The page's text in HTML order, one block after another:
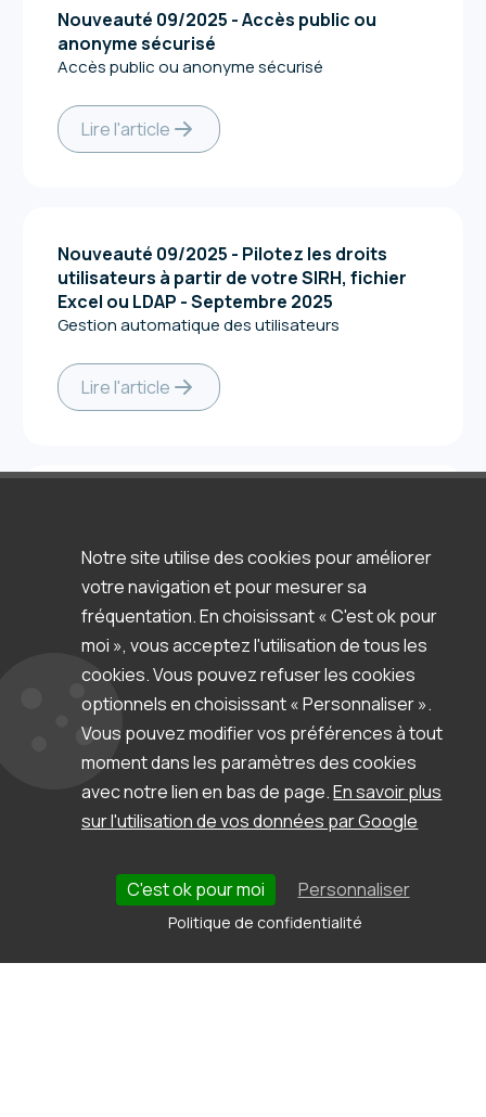
Nouveauté 09/2025 - Accès public ou
anonyme sécurisé
Accès public ou anonyme sécurisé
Lire l'article
Nouveauté 09/2025 - Pilotez les droits
utilisateurs à partir de votre SIRH, fichier
Excel ou LDAP - Septembre 2025
Gestion automatique des utilisateurs
Lire l'article
tableaux de bord
Lire l'article
Astuces - Créez vos documents Word et
PDF personnalisés depuis Flexio
Saviez-vous qu’il est possible de générer
automatiquement des documents Word ou PDF
Lire l'article
Notre site utilise des cookies pour améliorer
votre navigation et pour mesurer sa
fréquentation. En choisissant « C'est ok pour
moi », vous acceptez l'utilisation de tous les
cookies. Vous pouvez refuser les cookies
optionnels en choisissant « Personnaliser ».
Vous pouvez modifier vos préférences à tout
moment dans les paramètres des cookies
avec notre lien en bas de page.En savoir plus
sur l'utilisation de vos données par Google
C'est ok pour moi Personnaliser
Politique de confidentialité